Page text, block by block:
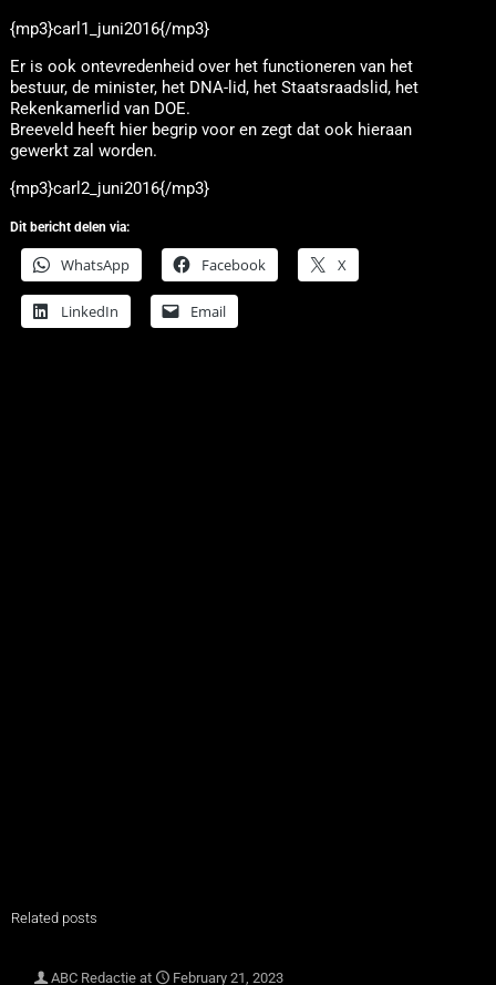
{mp3}carl1_juni2016{/mp3}
Er is ook ontevredenheid over het functioneren van het
bestuur, de minister, het DNA-lid, het Staatsraadslid, het
Rekenkamerlid van DOE.
Breeveld heeft hier begrip voor en zegt dat ook hieraan
gewerkt zal worden.
{mp3}carl2_juni2016{/mp3}
Dit bericht delen via:
WhatsApp Facebook X
LinkedIn Email
Related posts
ABC Redactie at February 21, 2023